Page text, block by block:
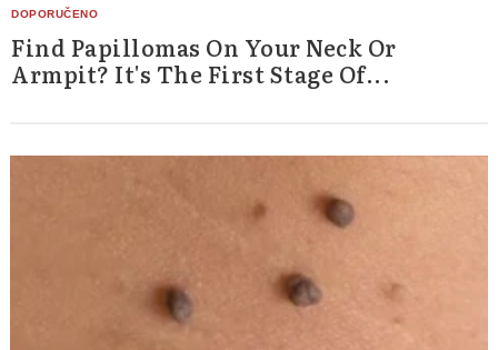
Find Papillomas On Your Neck Or
Armpit? It's The First Stage Of...